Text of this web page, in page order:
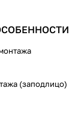
(заподлицо)